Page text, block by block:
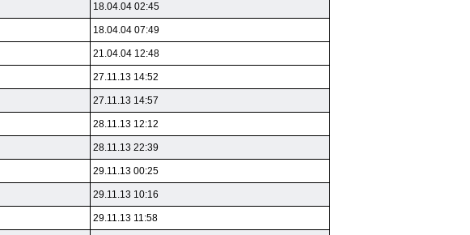
18.04.04 02:45
18.04.04 07:49
21.04.04 12:48
27.11.13 14:52
27.11.13 14:57
28.11.13 12:12
28.11.13 22:39
29.11.13 00:25
29.11.13 10:16
29.11.13 11:58